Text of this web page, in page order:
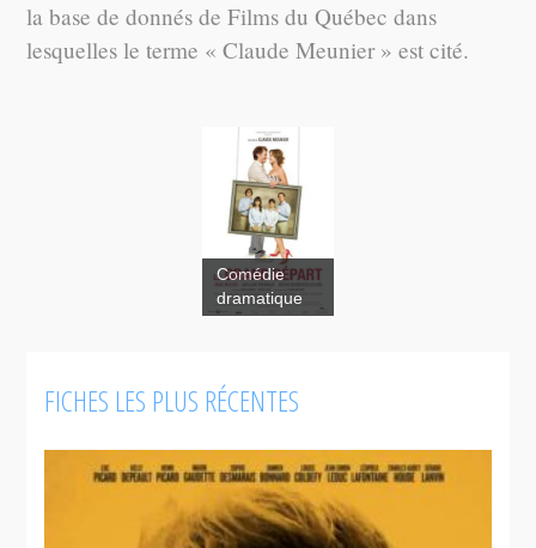
la base de donnés de Films du Québec dans
lesquelles le terme « Claude Meunier » est cité.
Le grand
Comédie
dramatique
FICHES LES PLUS RÉCENTES